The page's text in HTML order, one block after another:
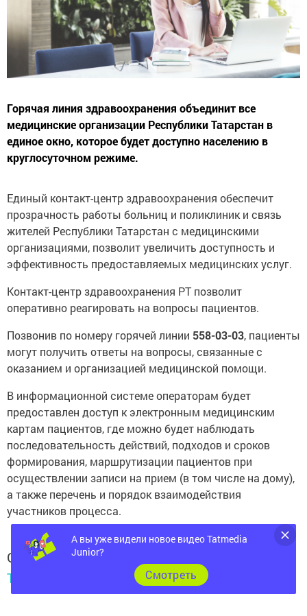
Горячая линия здравоохранения объединит все
медицинские организации Республики Татарстан в
единое окно, которое будет доступно населению в
круглосуточном режиме.
Единый контакт-центр здравоохранения обеспечит
прозрачность работы больниц и поликлиник и связь
жителей Республики Татарстан с медицинскими
организациями, позволит увеличить доступность и
эффективность предоставляемых медицинских услуг.
Контакт-центр здравоохранения РТ позволит
оперативно реагировать на вопросы пациентов.
Позвонив по номеру горячей линии 558-03-03, пациенты
могут получить ответы на вопросы, связанные с
оказанием и организацией медицинской помощи.
В информационной системе операторам будет
предоставлен доступ к электронным медицинским
картам пациентов, где можно будет наблюдать
последовательность действий, подходов и сроков
формирования, маршрутизации пациентов при
осуществлении записи на прием (в том числе на дому),
а также перечень и порядок взаимодействия
участников процесса.
Следите за самым важным и интересным в
Telegram-канале
Татмедиа
А вы уже видели новое видео Tatmedia
Junior?
Cмотреть